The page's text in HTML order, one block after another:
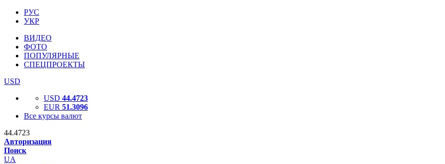
РУС
УКР
ВИДЕО
ФОТО
ПОПУЛЯРНЫЕ
СПЕЦПРОЕКТЫ
USD
USD 44.4723
EUR 51.3096
Все курсы валют
44.4723
Авторизация
Поиск
UA